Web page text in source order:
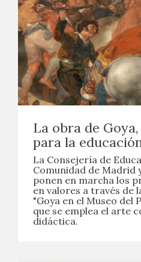
La obra de
para la
La Consejería de
Comunidad de Madrid
ponen en marcha los
en valores a través de
"Goya en el Museo del
que se emplea el arte
didáctica.